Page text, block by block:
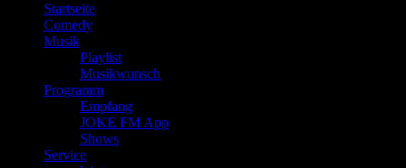
Startseite
Comedy
Musik
Playlist
Musikwunsch
Programm
Empfang
JOKE FM App
Shows
Service